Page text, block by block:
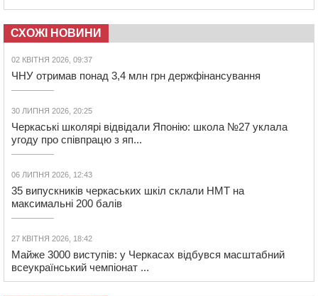
СХОЖІ НОВИНИ
02 КВІТНЯ 2026, 09:37
ЧНУ отримав понад 3,4 млн грн держфінансування
30 ЛИПНЯ 2026, 20:25
Черкаські школярі відвідали Японію: школа №27 уклала
угоду про співпрацю з яп...
06 ЛИПНЯ 2026, 12:43
35 випускників черкаських шкіл склали НМТ на
максимальні 200 балів
27 КВІТНЯ 2026, 18:42
Майже 3000 виступів: у Черкасах відбувся масштабний
всеукраїнський чемпіонат ...